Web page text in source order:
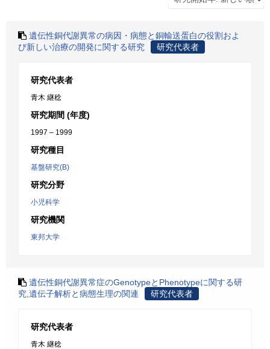
遺伝性銅代謝異常の病因・病態と銅輸送蛋白の役割およ
び新しい治療の開発に関する研究
研究代表者
研究代表者
青木 継稔
研究期間 (年度)
1997 – 1999
研究種目
基盤研究(B)
研究分野
小児科学
研究機関
東邦大学
遺伝性銅代謝異常症のGenotypeとPhenotypeに関する研
究,遺伝子解析と病態生理の関連
研究代表者
研究代表者
青木 継稔